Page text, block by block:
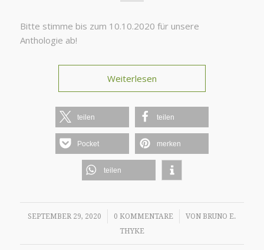
Bitte stimme bis zum 10.10.2020 für unsere
Anthologie ab!
Weiterlesen
teilen teilen
Pocket merken
teilen
SEPTEMBER 29, 2020
/ 0 KOMMENTARE
/ VONBRUNO E.
THYKE